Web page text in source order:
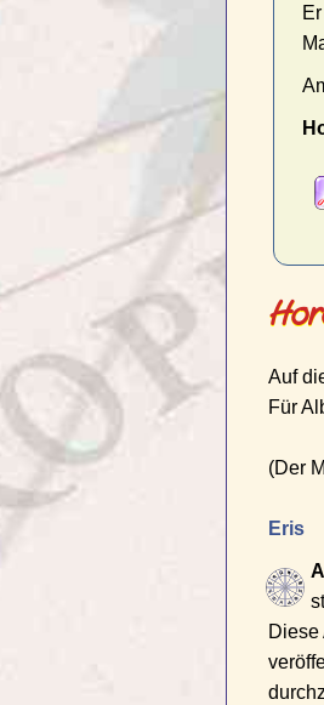
Auf
Für
(Der
Eris